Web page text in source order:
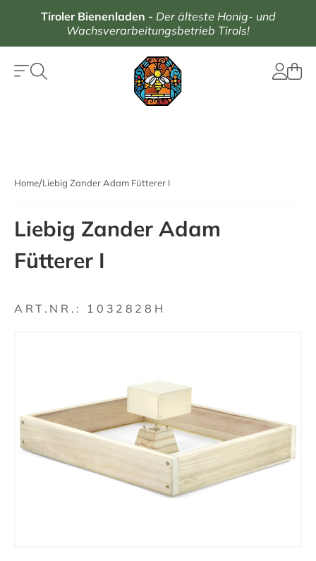
Tiroler Bienenladen - Der älteste Honig- und
Wachsverarbeitungsbetrieb Tirols!
Home Liebig Zander Adam Fütterer I
Liebig Zander Adam
Fütterer I
ART.NR.: 1032828H